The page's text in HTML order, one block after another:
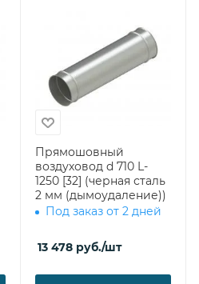
Прямошовный
воздуховод d 710 L-
1250 [32] (черная сталь
2 мм (дымоудаление))
Под заказ от 2 дней
13 478руб./шт